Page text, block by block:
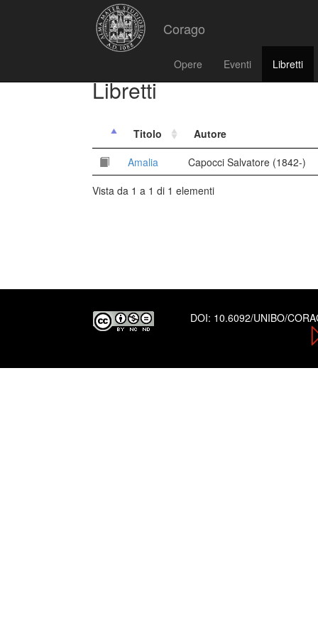
Corago
Opere Eventi Libretti
Libretti
Titolo
Autore
Amalia
Capocci Salvatore (1842-)
Vista da 1 a 1 di 1 elementi
DOI: 10.6092/UNIBO/